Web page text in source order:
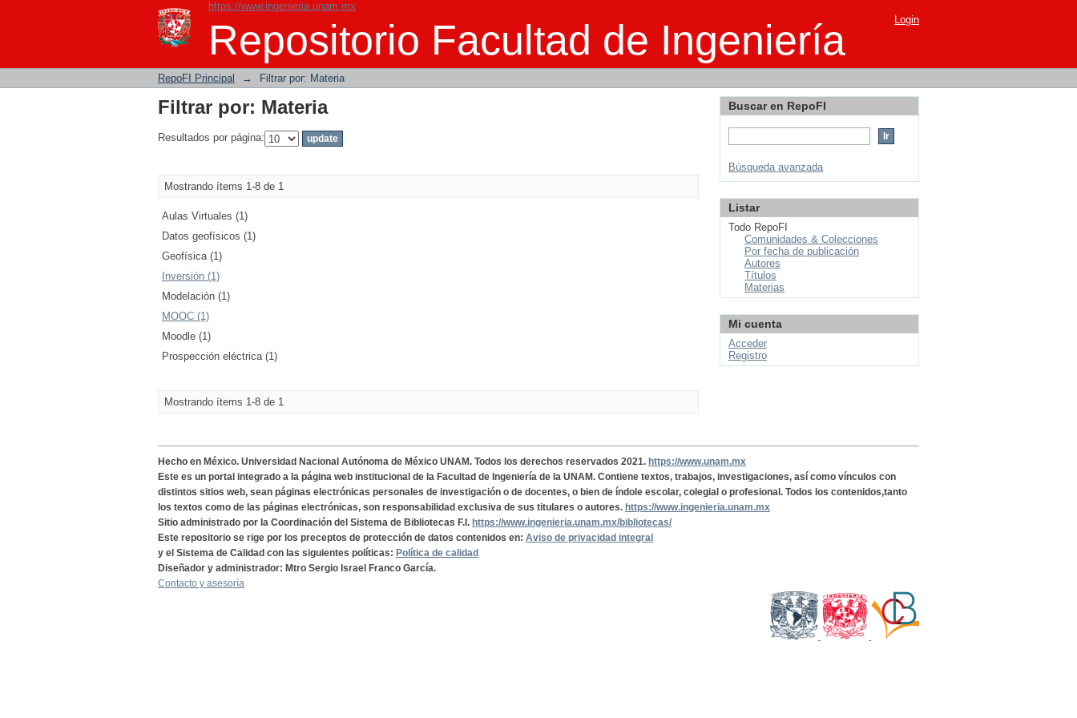
https://www.ingenieria.unam.mx
Repositorio Facultad de Ingeniería
Filtrar por: Materia Login
RepoFI Principal → Filtrar por: Materia
Filtrar por: Materia
Resultados por página:
Mostrando ítems 1-8 de 1
Aulas Virtuales (1)
Datos geofísicos (1)
Geofísica (1)
Inversión (1)
Modelación (1)
MOOC (1)
Moodle (1)
Prospección eléctrica (1)
Mostrando ítems 1-8 de 1
Buscar en RepoFI
Búsqueda avanzada
Listar
Todo RepoFI
Comunidades & Colecciones
Por fecha de publicación
Autores
Títulos
Materias
Mi cuenta
Acceder
Registro
Hecho en México. Universidad Nacional Autónoma de México UNAM. Todos los derechos reservados 2021. https://www.unam.mx
Este es un portal integrado a la página web institucional de la Facultad de Ingeniería de la UNAM. Contiene textos, trabajos, investigaciones, así como vínculos con
distintos sitios web, sean páginas electrónicas personales de investigación o de docentes, o bien de índole escolar, colegial o profesional. Todos los contenidos,tanto
los textos como de las páginas electrónicas, son responsabilidad exclusiva de sus titulares o autores. https://www.ingenieria.unam.mx
Sitio administrado por la Coordinación del Sistema de Bibliotecas F.I. https://www.ingenieria.unam.mx/bibliotecas/
Este repositorio se rige por los preceptos de protección de datos contenidos en: Aviso de privacidad integral
y el Sistema de Calidad con las siguientes políticas: Política de calidad
Diseñador y administrador: Mtro Sergio Israel Franco García.
Contacto y asesoría